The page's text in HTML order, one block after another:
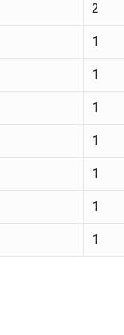
2
1
1
1
1
1
1
1